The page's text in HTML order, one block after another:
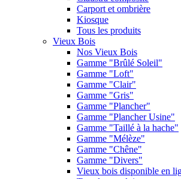
Carport et ombrière
Kiosque
Tous les produits
Vieux Bois
Nos Vieux Bois
Gamme "Brûlé Soleil"
Gamme "Loft"
Gamme "Clair"
Gamme "Gris"
Gamme "Plancher"
Gamme "Plancher Usine"
Gamme "Taillé à la hache"
Gamme "Mélèze"
Gamme "Chêne"
Gamme "Divers"
Vieux bois disponible en